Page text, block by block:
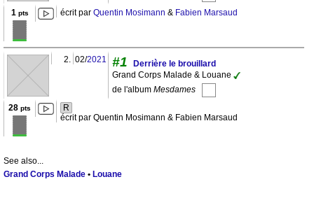
1 pts écrit par Quentin Mosimann & Fabien Marsaud
2. 02/2021 #1
Derrière le brouillard
Grand Corps Malade & Louane
de l'album Mesdames
28 pts
R
écrit par Quentin Mosimann & Fabien Marsaud
See also...
Grand Corps Malade • Louane